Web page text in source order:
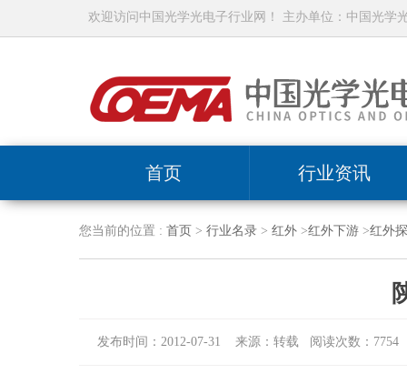
欢迎访问中国光学光电子行业网！ 主办单位：中国光学
首页 行业资讯
您当前的位置 : 首页 > 行业名录> 红外>红外下游>红外
发布时间：2012-07-31 来源：转载 阅读次数：7754